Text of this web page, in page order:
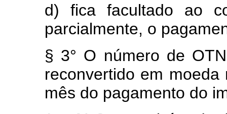
d) fica facultado ao
parcialmente, o
§ 3° O número de
reconvertido em
mês do pagamento do